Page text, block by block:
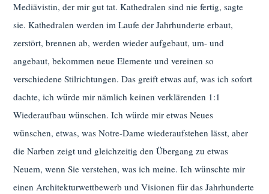
Mediävistin, der mir gut tat. Kathedralen sind nie fertig, sagte
sie. Kathedralen werden im Laufe der Jahrhunderte erbaut,
zerstört, brennen ab, werden wieder aufgebaut, um- und
angebaut, bekommen neue Elemente und vereinen so
verschiedene Stilrichtungen. Das greift etwas auf, was ich sofort
dachte, ich würde mir nämlich keinen verklärenden 1:1
Wiederaufbau wünschen. Ich würde mir etwas Neues
wünschen, etwas, was Notre-Dame wiederaufstehen lässt, aber
die Narben zeigt und gleichzeitig den Übergang zu etwas
Neuem, wenn Sie verstehen, was ich meine. Ich wünschte mir
einen Architekturwettbewerb und Visionen für das Jahrhunderte